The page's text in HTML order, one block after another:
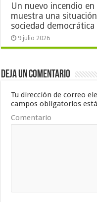
Un nuevo incendio
muestra una
sociedad democrática
9 julio 2026
Deja un comentario
Tu dirección de correo
campos obligatorios
Comentario